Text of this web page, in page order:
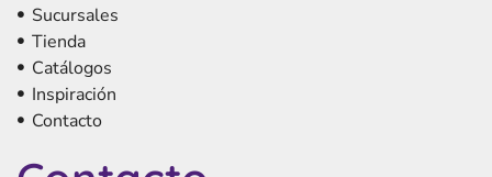
Sucursales
Tienda
Catálogos
Inspiración
Contacto